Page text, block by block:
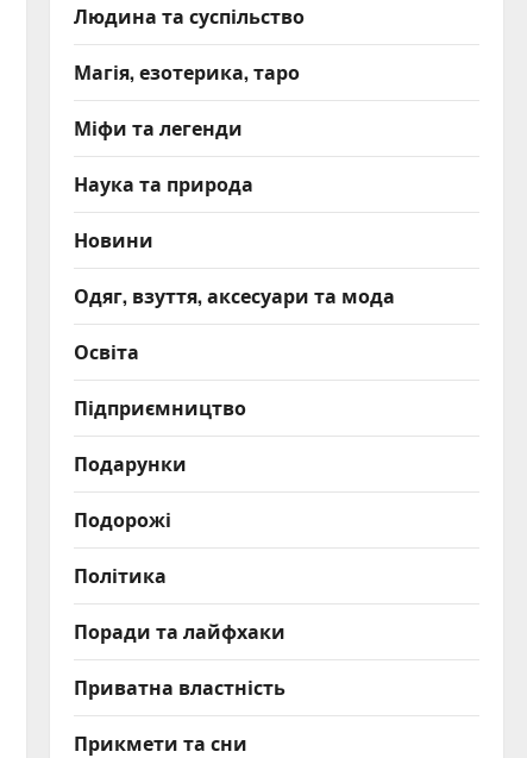
Людина та суспільство
Магія, езотерика, таро
Міфи та легенди
Наука та природа
Новини
Одяг, взуття, аксесуари та мода
Освіта
Підприємництво
Подарунки
Подорожі
Політика
Поради та лайфхаки
Приватна властність
Прикмети та сни